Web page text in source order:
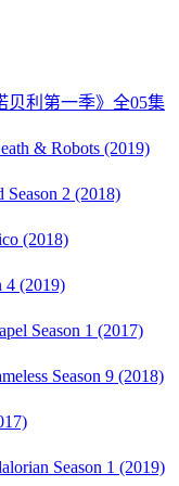
贝利第一季》全05集
& Robots (2019)
2 (2018)
(2018)
4 (2019)
Season 1 (2017)
Season 9 (2018)
Season 1 (2019)